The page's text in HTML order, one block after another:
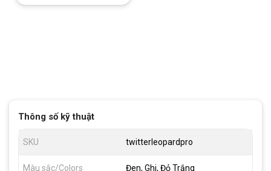
Thông số kỹ thuật
SKU twitterleopardpro
Màu sắc/Colors Đen, Ghi, Đỏ Trắng